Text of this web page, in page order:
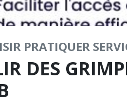
PRATIQUER
DES